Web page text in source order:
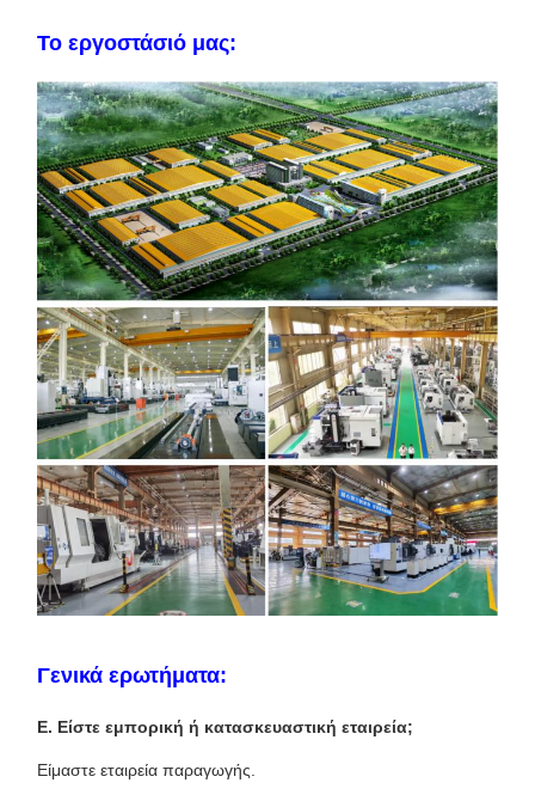
Το εργοστάσιό μας:
Γενικά ερωτήματα:
Ε. Είστε εμπορική ή κατασκευαστική εταιρεία;
Είμαστε εταιρεία παραγωγής.